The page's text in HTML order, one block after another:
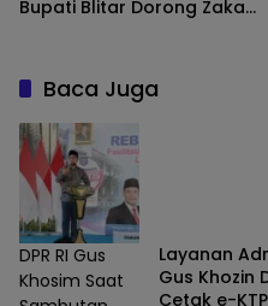
Bupati Blitar Dorong Zakat
Baca Juga
DPR RI Gus
Khosim Saat
Layanan
Gus Khozin
Cetak e-KTP